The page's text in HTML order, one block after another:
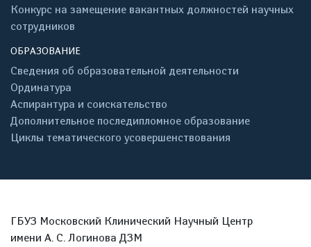
Конкурс на замещение вакантных должностей научных
сотрудников
ОБРАЗОВАНИЕ
Сведения об образовательной деятельности
Ординатура
Аспирантура и соискательство
Дополнительное последипломное образование
Циклы тематического усовершенствования
ГБУЗ Московский Клинический Научный Центр
имени А. С. Логинова ДЗМ